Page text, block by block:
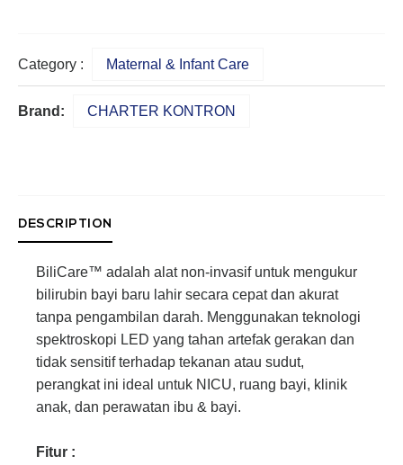
Category : Maternal & Infant Care
Brand: CHARTER KONTRON
DESCRIPTION
BiliCare™ adalah alat non-invasif untuk mengukur
bilirubin bayi baru lahir secara cepat dan akurat
tanpa pengambilan darah. Menggunakan teknologi
spektroskopi LED yang tahan artefak gerakan dan
tidak sensitif terhadap tekanan atau sudut,
perangkat ini ideal untuk NICU, ruang bayi, klinik
anak, dan perawatan ibu & bayi.
Fitur :